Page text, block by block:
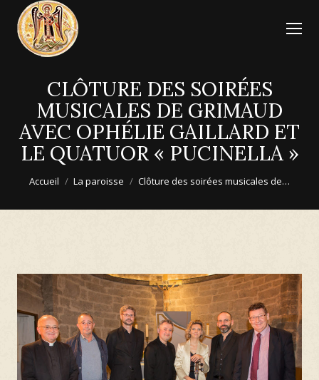
CLÔTURE DES SOIRÉES
MUSICALES DE GRIMAUD
AVEC OPHÉLIE GAILLARD ET
LE QUATUOR « PUCINELLA »
Vous êtes ici :
Accueil La paroisse Clôture des soirées musicales de…